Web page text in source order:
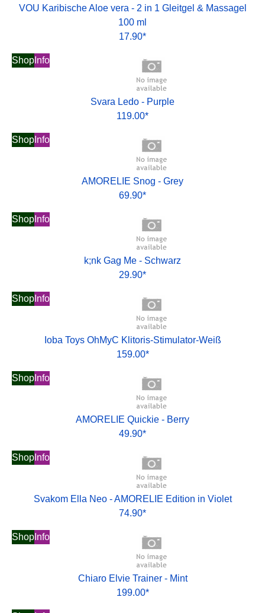
VOU Karibische Aloe vera - 2 in 1 Gleitgel & Massagel
100 ml
17.90*
Shop Info
Svara Ledo - Purple
119.00*
Shop Info
AMORELIE Snog - Grey
69.90*
Shop Info
k;nk Gag Me - Schwarz
29.90*
Shop Info
Ioba Toys OhMyC Klitoris-Stimulator-Weiß
159.00*
Shop Info
AMORELIE Quickie - Berry
49.90*
Shop Info
Svakom Ella Neo - AMORELIE Edition in Violet
74.90*
Shop Info
Chiaro Elvie Trainer - Mint
199.00*